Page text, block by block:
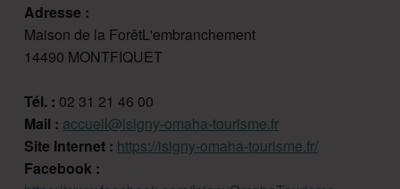
Adresse :
Maison de la ForêtL'embranchement
14490 MONTFIQUET
Tél. : 02 31 21 46 00
Mail : accueil@isigny-omaha-tourisme.fr
Site Internet : https://isigny-omaha-tourisme.fr/
Facebook :